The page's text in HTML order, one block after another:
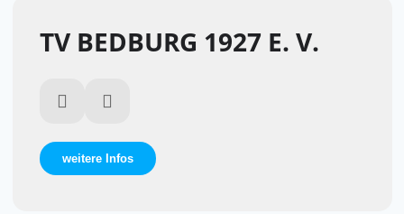
TV BEDBURG 1927 E. V.
weitere Infos